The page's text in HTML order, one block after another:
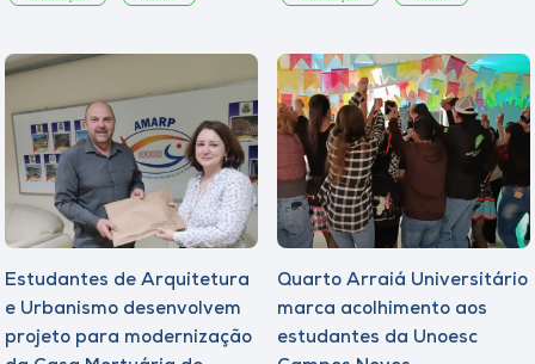
Estudantes de Arquitetura
e Urbanismo desenvolvem
projeto para modernização
Quarto Arraiá Universitário
marca acolhimento aos
estudantes da Unoesc